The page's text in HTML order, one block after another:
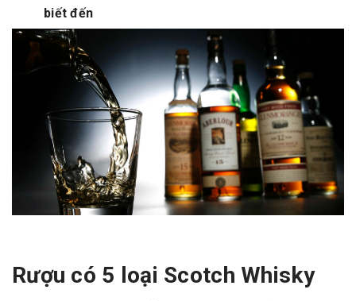
biết đến
Rượu có 5 loại Scotch Whisky